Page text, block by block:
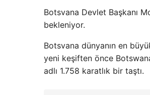
Botsvana Devlet Başkanı
bekleniyor.
Botsvana dünyanın en
yeni keşiften önce
adlı 1.758 karatlık bir taştı.